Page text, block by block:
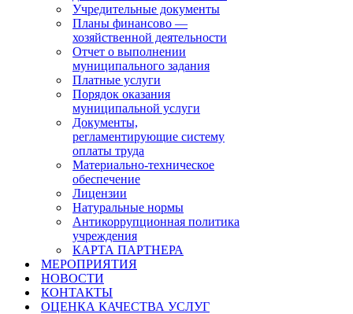
Учредительные документы
Планы финансово —
хозяйственной деятельности
Отчет о выполнении
муниципального задания
Платные услуги
Порядок оказания
муниципальной услуги
Документы,
регламентирующие систему
оплаты труда
Материально-техническое
обеспечение
Лицензии
Натуральные нормы
Антикоррупционная политика
учреждения
КАРТА ПАРТНЕРА
МЕРОПРИЯТИЯ
НОВОСТИ
КОНТАКТЫ
ОЦЕНКА КАЧЕСТВА УСЛУГ